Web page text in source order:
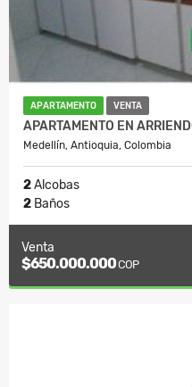
APARTAMENTO VENTA
APARTAMENTO EN
Medellín, Antioquia, Colombia
2Alcobas
2 Baños
Venta
$650.000.000COP